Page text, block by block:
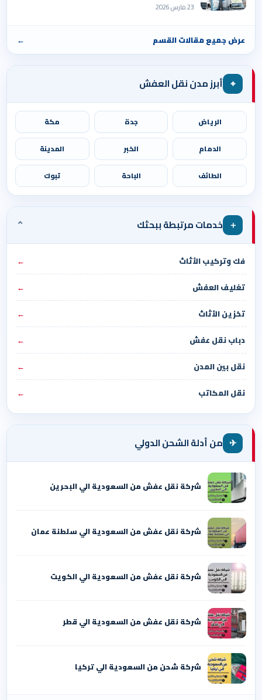
23 مارس 2026
عرض جميع مقالات القسم ←
⌖ أبرز مدن نقل العفش
الرياض جدة مكة
الدمام الخبر المدينة
الطائف الباحة تبوك
＋ خدمات مرتبطة ببحثك ⌄
فك وتركيب الأثاث
←
تغليف العفش
←
تخزين الأثاث
←
دباب نقل عفش
←
نقل بين المدن
←
نقل المكاتب
←
✈ من أدلة الشحن الدولي
شركة نقل عفش من السعودية الي البحرين
شركة نقل عفش من السعودية الي سلطنة عمان
شركة نقل عفش من السعودية الي الكويت
شركة نقل عفش من السعودية الي قطر
شركة شحن من السعودية الي تركيا